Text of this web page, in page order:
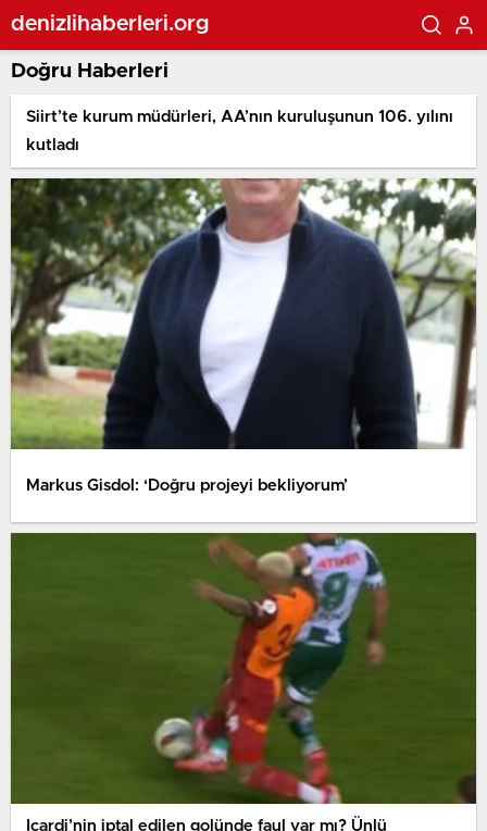
denizlihaberleri.org
Doğru Haberleri
Siirt’te kurum müdürleri, AA’nın kuruluşunun 106. yılını
kutladı
Markus Gisdol: ‘Doğru projeyi bekliyorum’
Icardi’nin iptal edilen golünde faul var mı? Ünlü